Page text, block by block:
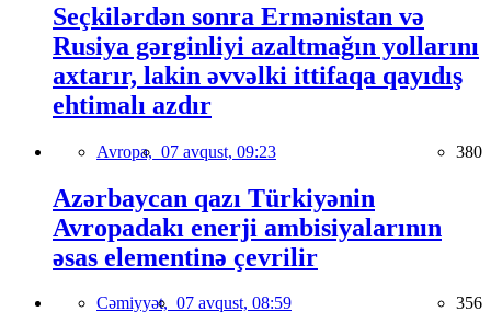
Seçkilərdən sonra Ermənistan və
Rusiya gərginliyi azaltmağın yollarını
axtarır, lakin əvvəlki ittifaqa qayıdış
ehtimalı azdır
Avropa, 07 avqust, 09:23 380
Azərbaycan qazı Türkiyənin
Avropadakı enerji ambisiyalarının
əsas elementinə çevrilir
Cəmiyyət, 07 avqust, 08:59 356